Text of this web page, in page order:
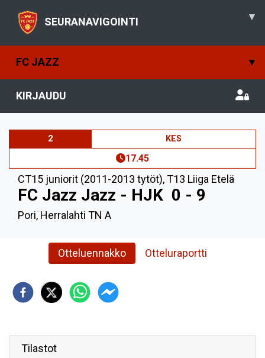
SEURANAVIGOINTI ▾
FC JAZZ ▾
KIRJAUDU
2 KES
17.45
CT15 juniorit (2011-2013 tytöt),T13 Liiga Etelä
FC Jazz Jazz - HJK 0 - 9
Pori, Herralahti TN A
Otteluennakko Otteluraportti
Tilastot